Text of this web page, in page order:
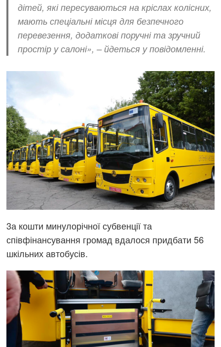
дітей, які пересуваються на кріслах колісних,
мають спеціальні місця для безпечного
перевезення, додаткові поручні та зручний
простір у салоні», – йдеться у повідомленні.
3а кошти минулорічної субвенції та
співфінансування громад вдалося придбати 56
шкільних автобусів.